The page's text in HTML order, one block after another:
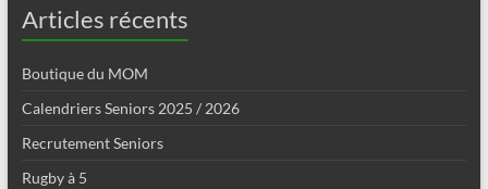
Articles récents
Boutique du MOM
Calendriers Seniors 2025 / 2026
Recrutement Seniors
Rugby à 5